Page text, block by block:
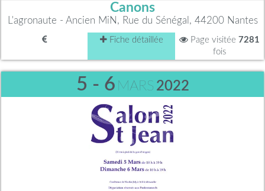
Canons
L'agronaute - Ancien MiN, Rue du Sénégal, 44200 Nantes
Fiche détaillée Page visitée 7281
fois
5 - 6 MARS 2022